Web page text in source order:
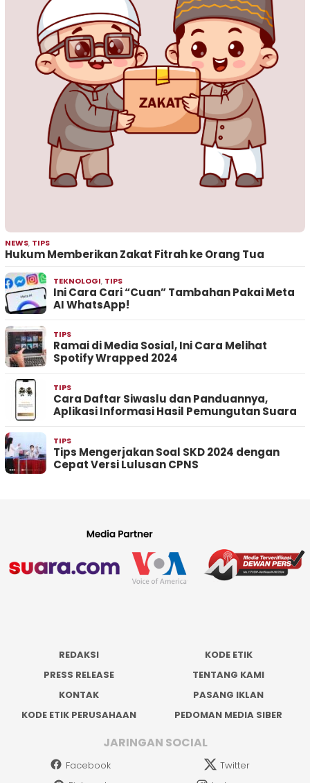
NEWS, TIPS
Hukum Memberikan Zakat Fitrah ke Orang Tua
TEKNOLOGI, TIPS
Ini Cara Cari “Cuan” Tambahan Pakai Meta
AI WhatsApp!
TIPS
Ramai di Media Sosial, Ini Cara Melihat
Spotify Wrapped 2024
TIPS
Cara Daftar Siwaslu dan Panduannya,
Aplikasi Informasi Hasil Pemungutan Suara
TIPS
Tips Mengerjakan Soal SKD 2024 dengan
Cepat Versi Lulusan CPNS
REDAKSI
KODE ETIK
PRESS RELEASE
TENTANG KAMI
KONTAK
PASANG IKLAN
KODE ETIK PERUSAHAAN
PEDOMAN MEDIA SIBER
JARINGAN SOCIAL
Facebook
Twitter